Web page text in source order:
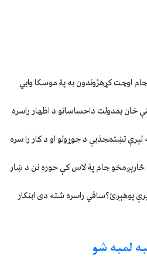
اوچت کړهژوندون به پۀ موسکا وايي
خان يمدولت داحساساتو د اظهار راسره
تښتمجذبې د جوړولو او د کار را سره
جام پۀ لاس کې حوره نن د ښار
پوهېږئ؟ساقي راسره شته دى ابتکار
لمبه شو